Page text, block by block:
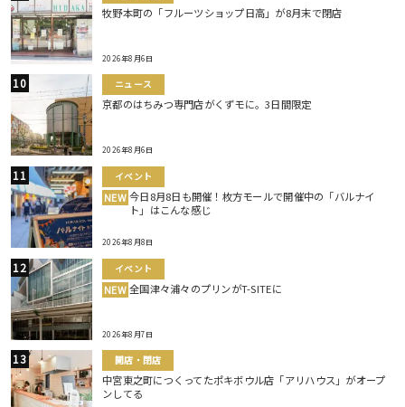
牧野本町の「フルーツショップ日高」が8月末で閉店
2026年8月6日
ニュース
京都のはちみつ専門店がくずモに。3日間限定
2026年8月6日
イベント
NEW 今日8月8日も開催！枚方モールで開催中の「バルナイ
ト」はこんな感じ
2026年8月8日
イベント
NEW 全国津々浦々のプリンがT-SITEに
2026年8月7日
開店・閉店
中宮東之町につくってたポキボウル店「アリハウス」がオープ
ンしてる